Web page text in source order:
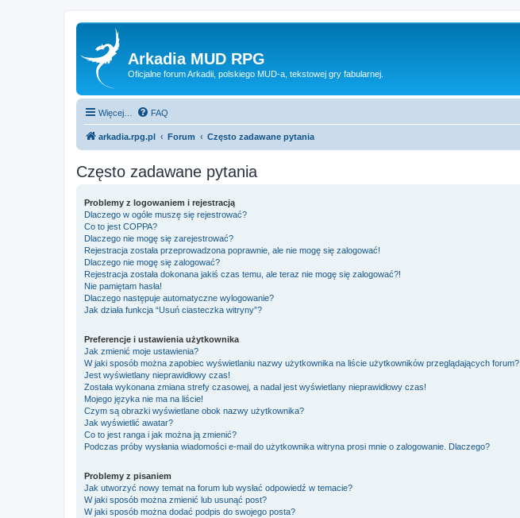
Arkadia MUD RPG
Oficjalne forum Arkadii, polskiego MUD-a, tekstowej gry fabularnej.
Więcej… FAQ
arkadia.rpg.pl Forum Często zadawane pytania
Często zadawane pytania
Problemy z logowaniem i rejestracją
Dlaczego w ogóle muszę się rejestrować?
Co to jest COPPA?
Dlaczego nie mogę się zarejestrować?
Rejestracja została przeprowadzona poprawnie, ale nie mogę się zalogować!
Dlaczego nie mogę się zalogować?
Rejestracja została dokonana jakiś czas temu, ale teraz nie mogę się zalogować?!
Nie pamiętam hasła!
Dlaczego następuje automatyczne wylogowanie?
Jak działa funkcja “Usuń ciasteczka witryny”?
Preferencje i ustawienia użytkownika
Jak zmienić moje ustawienia?
W jaki sposób można zapobiec wyświetlaniu nazwy użytkownika na liście użytkowników przeglądających forum?
Jest wyświetlany nieprawidłowy czas!
Została wykonana zmiana strefy czasowej, a nadal jest wyświetlany nieprawidłowy czas!
Mojego języka nie ma na liście!
Czym są obrazki wyświetlane obok nazwy użytkownika?
Jak wyświetlić awatar?
Co to jest ranga i jak można ją zmienić?
Podczas próby wysłania wiadomości e-mail do użytkownika witryna prosi mnie o zalogowanie. Dlaczego?
Problemy z pisaniem
Jak utworzyć nowy temat na forum lub wysłać odpowiedź w temacie?
W jaki sposób można zmienić lub usunąć post?
W jaki sposób można dodać podpis do swojego posta?